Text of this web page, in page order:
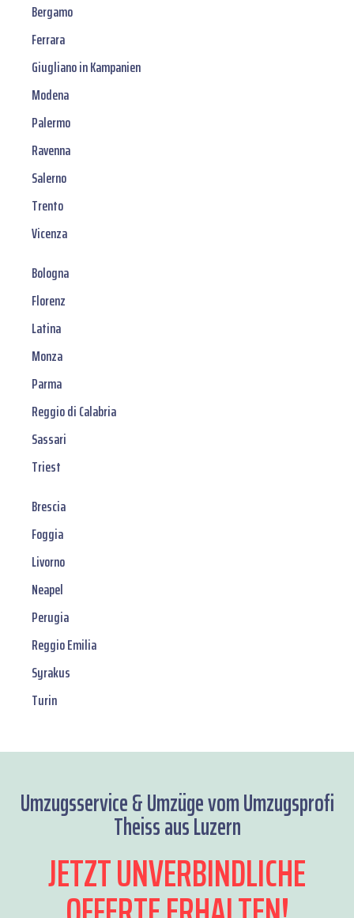
Bergamo
Ferrara
Giugliano in Kampanien
Modena
Palermo
Ravenna
Salerno
Trento
Vicenza
Bologna
Florenz
Latina
Monza
Parma
Reggio di Calabria
Sassari
Triest
Brescia
Foggia
Livorno
Neapel
Perugia
Reggio Emilia
Syrakus
Turin
Umzugsservice & Umzüge vom Umzugsprofi
Theiss aus Luzern
JETZT UNVERBINDLICHE